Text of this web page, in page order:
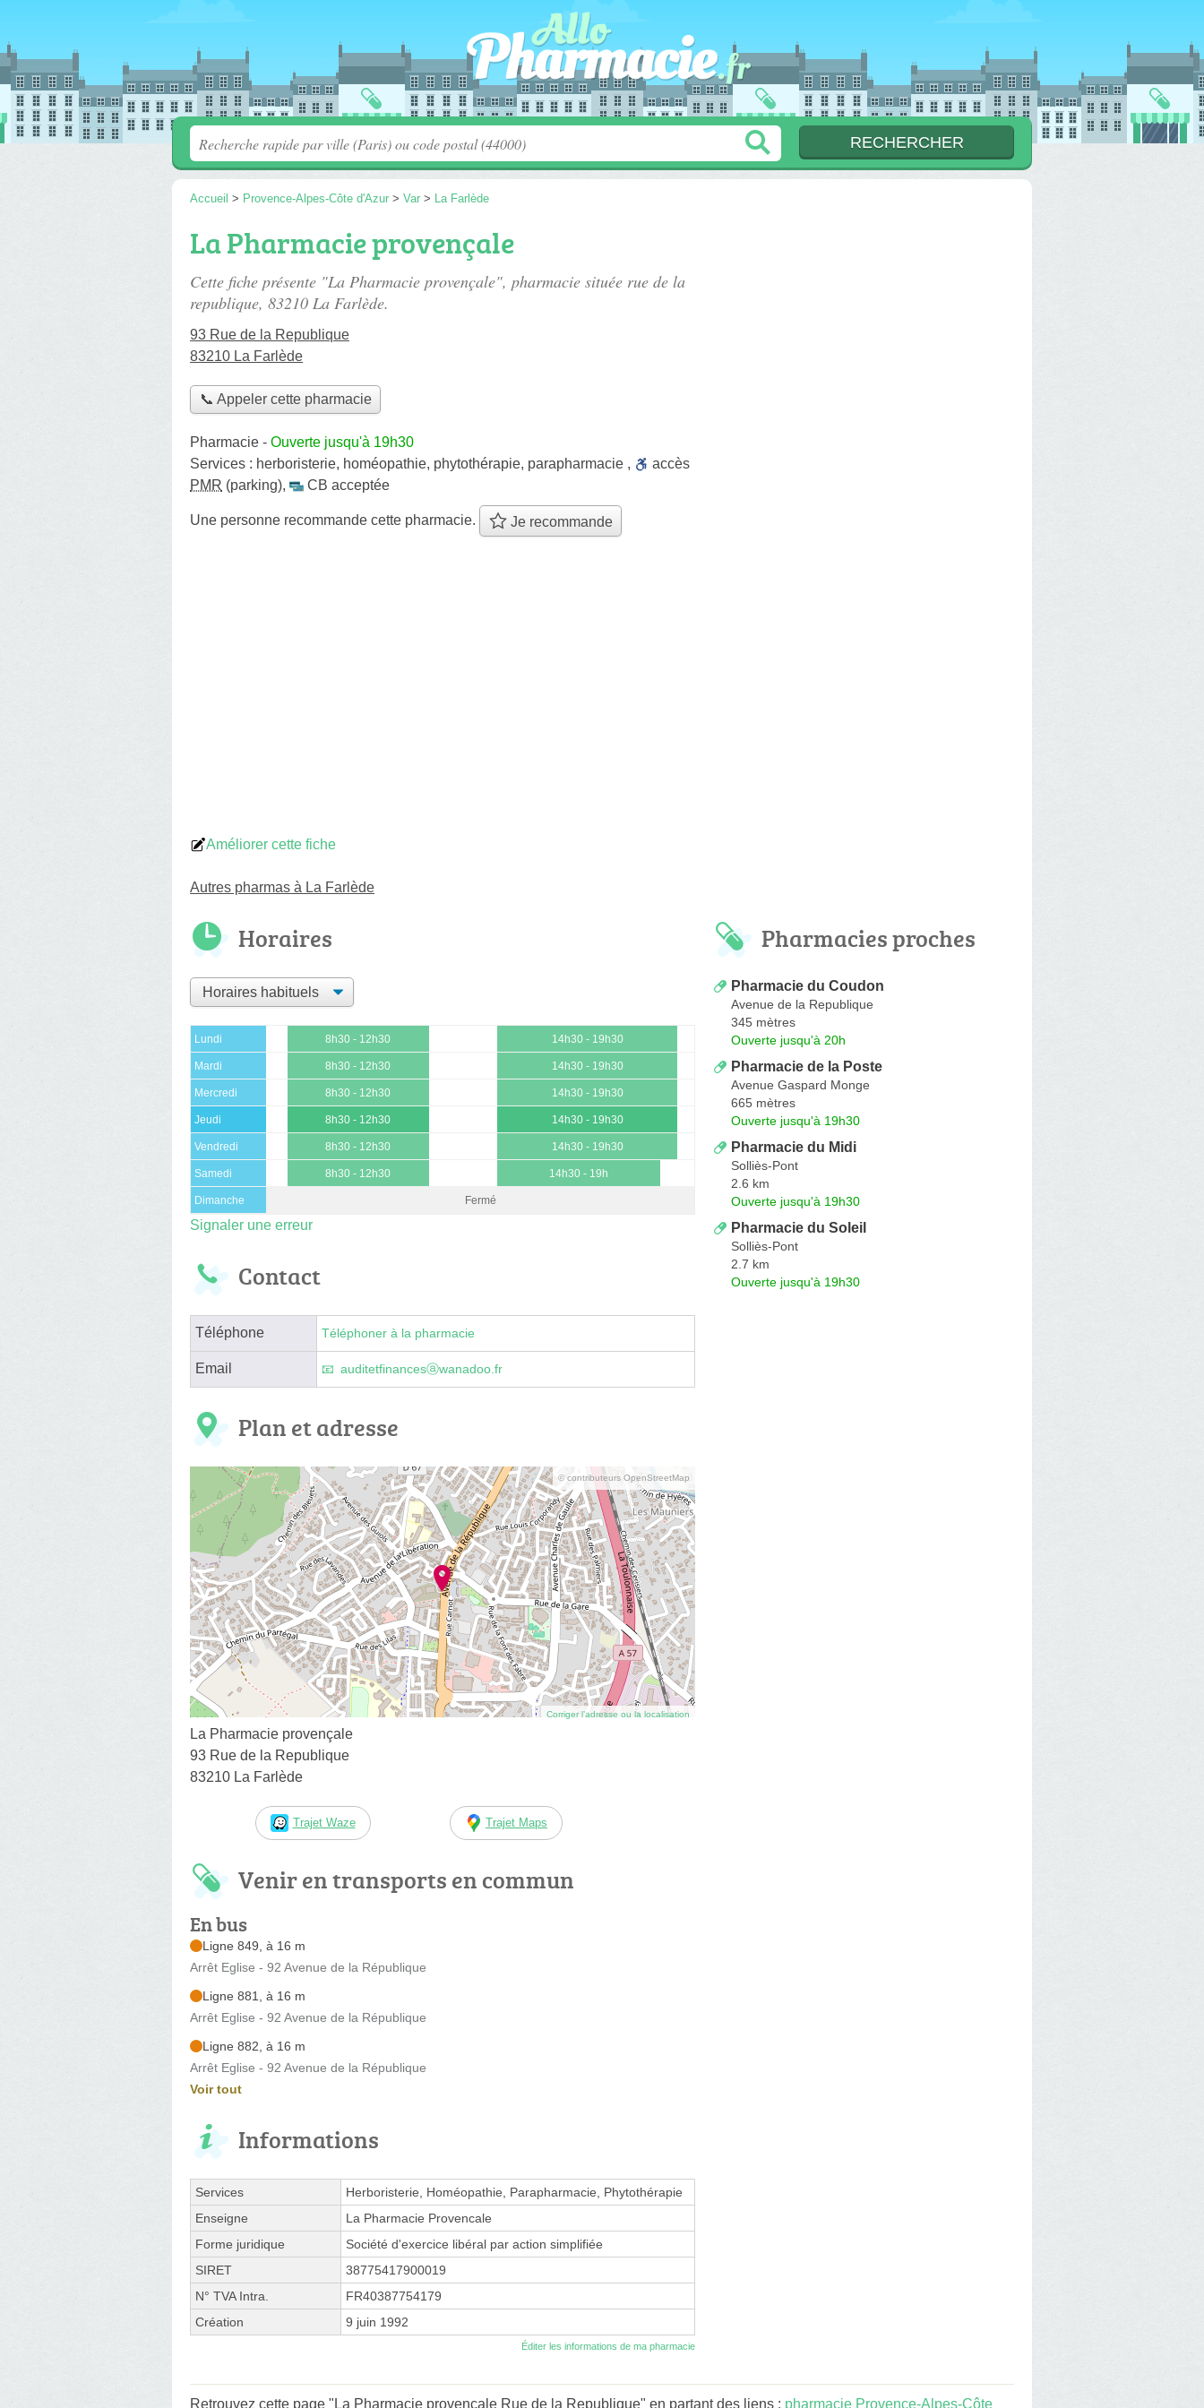
Accueil > Provence-Alpes-Côte d'Azur > Var > La Farlède
La Pharmacie provençale
Cette fiche présente "La Pharmacie provençale", pharmacie située rue de la
republique, 83210 La Farlède.
93 Rue de la Republique
83210 La Farlède
📞 Appeler cette pharmacie
Pharmacie - Ouverte jusqu'à 19h30
Services : herboristerie, homéopathie, phytothérapie, parapharmacie ,
accès
PMR (parking), CB acceptée
Une personne recommande cette pharmacie. Je recommande
Améliorer cette fiche
Autres pharmas à La Farlède
Horaires
Lundi 8h30 - 12h30 14h30 - 19h30
Mardi 8h30 - 12h30 14h30 - 19h30
Mercredi 8h30 - 12h30 14h30 - 19h30
Jeudi 8h30 - 12h30 14h30 - 19h30
Vendredi 8h30 - 12h30 14h30 - 19h30
Samedi 8h30 - 12h30 14h30 - 19h
Dimanche Fermé
Signaler une erreur
Contact
Téléphone Téléphoner à la pharmacie
Email auditetfinancesⓐwanadoo.fr
Plan et adresse
© contributeurs OpenStreetMap
Corriger l’adresse ou la localisation
La Pharmacie provençale
93 Rue de la Republique
83210 La Farlède
Trajet Waze Trajet Maps
Venir en transports en commun
En bus
Ligne 849, à 16 m
Arrêt Eglise - 92 Avenue de la République
Ligne 881, à 16 m
Arrêt Eglise - 92 Avenue de la République
Ligne 882, à 16 m
Arrêt Eglise - 92 Avenue de la République
Voir tout
Informations
Services
Herboristerie, Homéopathie, Parapharmacie, Phytothérapie
Enseigne
La Pharmacie Provencale
Forme juridique
Société d'exercice libéral par action simplifiée
SIRET
38775417900019
N° TVA Intra.
FR40387754179
Création
9 juin 1992
Éditer les informations de ma pharmacie
Pharmacies proches
Pharmacie du Coudon
Avenue de la Republique
345 mètres
Ouverte jusqu'à 20h
Pharmacie de la Poste
Avenue Gaspard Monge
665 mètres
Ouverte jusqu'à 19h30
Pharmacie du Midi
Solliès-Pont
2.6 km
Ouverte jusqu'à 19h30
Pharmacie du Soleil
Solliès-Pont
2.7 km
Ouverte jusqu'à 19h30
Retrouvez cette page "La Pharmacie provençale Rue de la Republique" en partant des liens : pharmacie Provence-Alpes-Côte